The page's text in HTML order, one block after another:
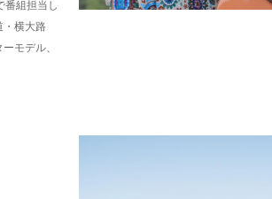
番組担当し
・横大路
モデル、